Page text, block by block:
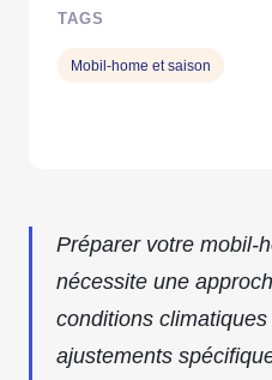
Préparer votre mobil-
nécessite une
conditions
ajustements
TAGS
Mobil-home et saison